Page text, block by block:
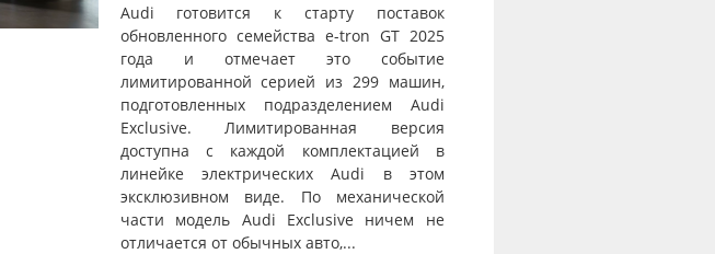
Audi готовится к старту поставок
обновленного семейства e-tron GT 2025
года и отмечает это событие
лимитированной серией из 299 машин,
подготовленных подразделением Audi
Exclusive. Лимитированная версия
доступна с каждой комплектацией в
линейке электрических Audi в этом
эксклюзивном виде. По механической
части модель Audi Exclusive ничем не
отличается от обычных авто,...